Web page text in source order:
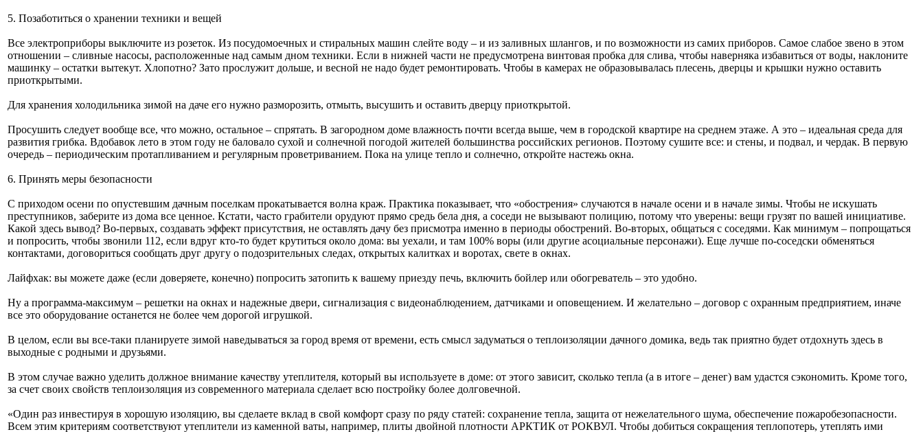
5. Позаботиться о хранении техники и вещей
Все электроприборы выключите из розеток. Из посудомоечных и стиральных машин слейте воду – и из заливных шлангов, и по возможности из самих приборов. Самое слабое звено в этом
отношении – сливные насосы, расположенные над самым дном техники. Если в нижней части не предусмотрена винтовая пробка для слива, чтобы наверняка избавиться от воды, наклоните
машинку – остатки вытекут. Хлопотно? Зато прослужит дольше, и весной не надо будет ремонтировать. Чтобы в камерах не образовывалась плесень, дверцы и крышки нужно оставить
приоткрытыми.
Для хранения холодильника зимой на даче его нужно разморозить, отмыть, высушить и оставить дверцу приоткрытой.
Просушить следует вообще все, что можно, остальное – спрятать. В загородном доме влажность почти всегда выше, чем в городской квартире на среднем этаже. А это – идеальная среда для
развития грибка. Вдобавок лето в этом году не баловало сухой и солнечной погодой жителей большинства российских регионов. Поэтому сушите все: и стены, и подвал, и чердак. В первую
очередь – периодическим протапливанием и регулярным проветриванием. Пока на улице тепло и солнечно, откройте настежь окна.
6. Принять меры безопасности
С приходом осени по опустевшим дачным поселкам прокатывается волна краж. Практика показывает, что «обострения» случаются в начале осени и в начале зимы. Чтобы не искушать
преступников, заберите из дома все ценное. Кстати, часто грабители орудуют прямо средь бела дня, а соседи не вызывают полицию, потому что уверены: вещи грузят по вашей инициативе.
Какой здесь вывод? Во-первых, создавать эффект присутствия, не оставлять дачу без присмотра именно в периоды обострений. Во-вторых, общаться с соседями. Как минимум – попрощаться
и попросить, чтобы звонили 112, если вдруг кто-то будет крутиться около дома: вы уехали, и там 100% воры (или другие асоциальные персонажи). Еще лучше по-соседски обменяться
контактами, договориться сообщать друг другу о подозрительных следах, открытых калитках и воротах, свете в окнах.
Лайфхак: вы можете даже (если доверяете, конечно) попросить затопить к вашему приезду печь, включить бойлер или обогреватель – это удобно.
Ну а программа-максимум – решетки на окнах и надежные двери, сигнализация с видеонаблюдением, датчиками и оповещением. И желательно – договор с охранным предприятием, иначе
все это оборудование останется не более чем дорогой игрушкой.
В целом, если вы все-таки планируете зимой наведываться за город время от времени, есть смысл задуматься о теплоизоляции дачного домика, ведь так приятно будет отдохнуть здесь в
выходные с родными и друзьями.
В этом случае важно уделить должное внимание качеству утеплителя, который вы используете в доме: от этого зависит, сколько тепла (а в итоге – денег) вам удастся сэкономить. Кроме того,
за счет своих свойств теплоизоляция из современного материала сделает всю постройку более долговечной.
«Один раз инвестируя в хорошую изоляцию, вы сделаете вклад в свой комфорт сразу по ряду статей: сохранение тепла, защита от нежелательного шума, обеспечение пожаробезопасности.
Всем этим критериям соответствуют утеплители из каменной ваты, например, плиты двойной плотности АРКТИК от РОКВУЛ. Чтобы добиться сокращения теплопотерь, утеплять ими